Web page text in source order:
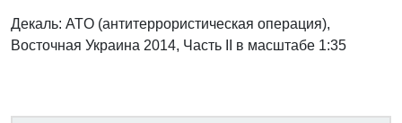
Декаль: ATO (антитеррористическая операция),
Восточная Украина 2014, Часть II
в масштабе 1:35